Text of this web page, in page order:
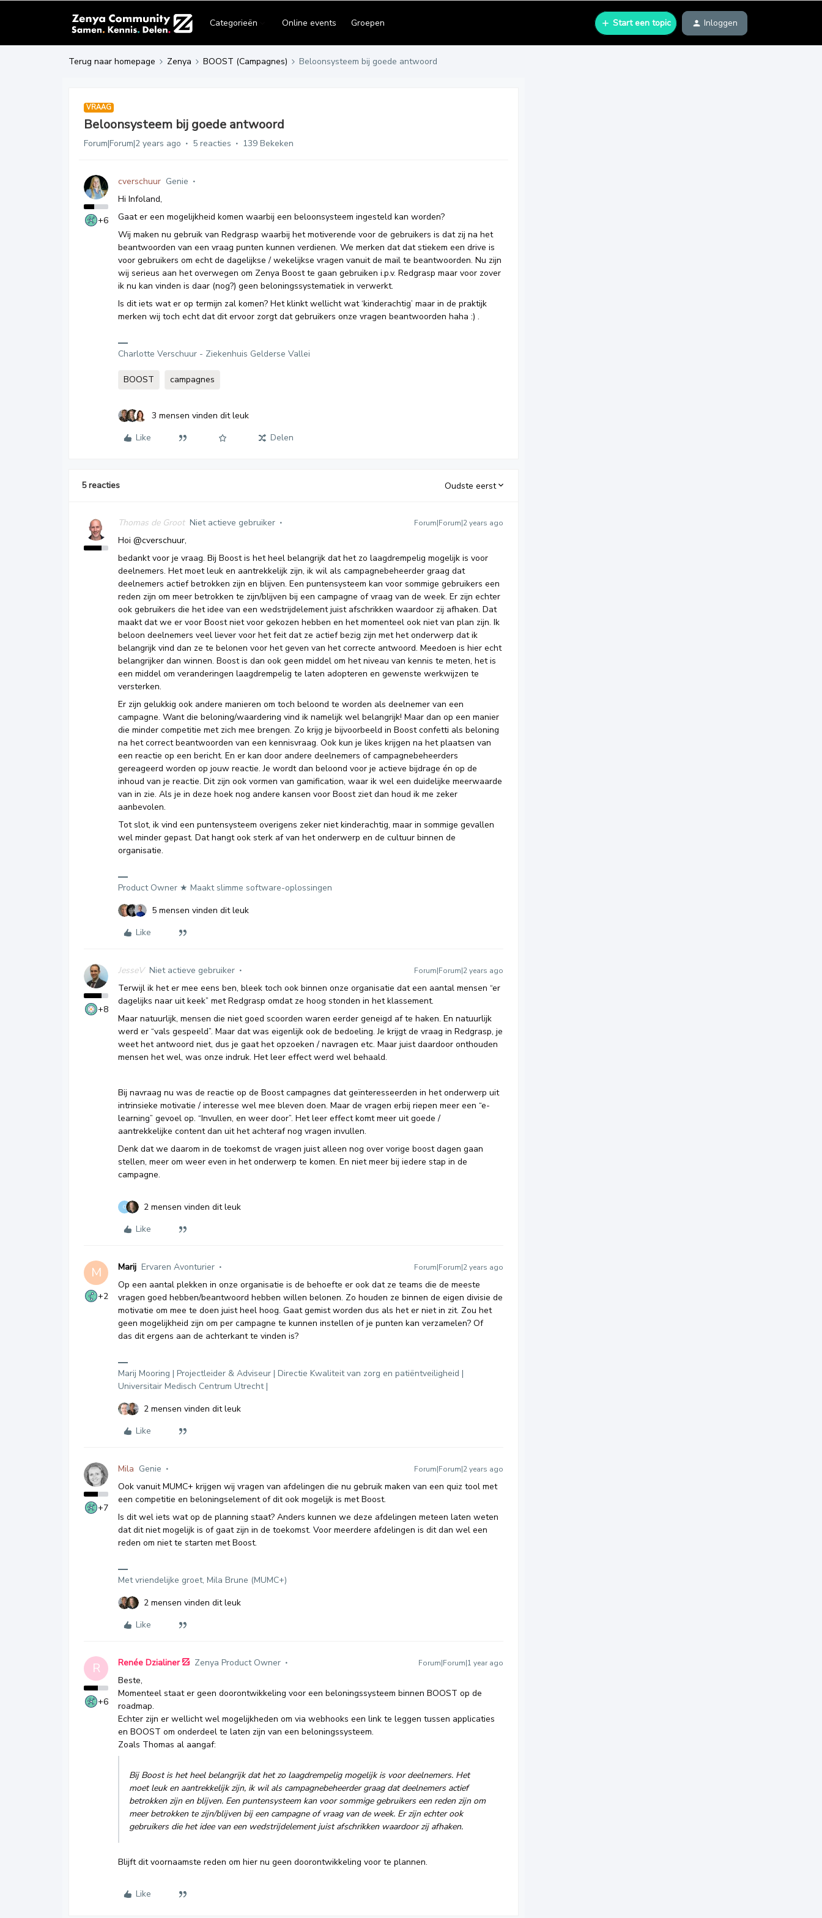
Categorieën Online events Groepen Start een topic Inloggen
Terug naar homepage Zenya BOOST (Campagnes) Beloonsysteem bij goede antwoord
VRAAG
Beloonsysteem bij goede antwoord
Forum|Forum|2 years ago 5 reacties 139 Bekeken
+6
cverschuur Genie
Hi Infoland,
Gaat er een mogelijkheid komen waarbij een beloonsysteem ingesteld kan worden?
Wij maken nu gebruik van Redgrasp waarbij het motiverende voor de gebruikers is dat zij na het
beantwoorden van een vraag punten kunnen verdienen. We merken dat dat stiekem een drive is
voor gebruikers om echt de dagelijkse / wekelijkse vragen vanuit de mail te beantwoorden. Nu zijn
wij serieus aan het overwegen om Zenya Boost te gaan gebruiken i.p.v. Redgrasp maar voor zover
ik nu kan vinden is daar (nog?) geen beloningssystematiek in verwerkt.
Is dit iets wat er op termijn zal komen? Het klinkt wellicht wat ‘kinderachtig’ maar in de praktijk
merken wij toch echt dat dit ervoor zorgt dat gebruikers onze vragen beantwoorden haha :) .
Charlotte Verschuur - Ziekenhuis Gelderse Vallei
BOOST campagnes
3 mensen vinden dit leuk
Like
Delen
5 reacties Oudste eerst
Thomas de Groot Niet actieve gebruiker Forum|Forum|2 years ago
Hoi @cverschuur,
bedankt voor je vraag. Bij Boost is het heel belangrijk dat het zo laagdrempelig mogelijk is voor
deelnemers. Het moet leuk en aantrekkelijk zijn, ik wil als campagnebeheerder graag dat
deelnemers actief betrokken zijn en blijven. Een puntensysteem kan voor sommige gebruikers een
reden zijn om meer betrokken te zijn/blijven bij een campagne of vraag van de week. Er zijn echter
ook gebruikers die het idee van een wedstrijdelement juist afschrikken waardoor zij afhaken. Dat
maakt dat we er voor Boost niet voor gekozen hebben en het momenteel ook niet van plan zijn. Ik
beloon deelnemers veel liever voor het feit dat ze actief bezig zijn met het onderwerp dat ik
belangrijk vind dan ze te belonen voor het geven van het correcte antwoord. Meedoen is hier echt
belangrijker dan winnen. Boost is dan ook geen middel om het niveau van kennis te meten, het is
een middel om veranderingen laagdrempelig te laten adopteren en gewenste werkwijzen te
versterken.
Er zijn gelukkig ook andere manieren om toch beloond te worden als deelnemer van een
campagne. Want die beloning/waardering vind ik namelijk wel belangrijk! Maar dan op een manier
die minder competitie met zich mee brengen. Zo krijg je bijvoorbeeld in Boost confetti als beloning
na het correct beantwoorden van een kennisvraag. Ook kun je likes krijgen na het plaatsen van
een reactie op een bericht. En er kan door andere deelnemers of campagnebeheerders
gereageerd worden op jouw reactie. Je wordt dan beloond voor je actieve bijdrage én op de
inhoud van je reactie. Dit zijn ook vormen van gamification, waar ik wel een duidelijke meerwaarde
van in zie. Als je in deze hoek nog andere kansen voor Boost ziet dan houd ik me zeker
aanbevolen.
Tot slot, ik vind een puntensysteem overigens zeker niet kinderachtig, maar in sommige gevallen
wel minder gepast. Dat hangt ook sterk af van het onderwerp en de cultuur binnen de
organisatie.
Product Owner ★ Maakt slimme software-oplossingen
5 mensen vinden dit leuk
Like
+8
JesseV Niet actieve gebruiker Forum|Forum|2 years ago
Terwijl ik het er mee eens ben, bleek toch ook binnen onze organisatie dat een aantal mensen “er
dagelijks naar uit keek” met Redgrasp omdat ze hoog stonden in het klassement.
Maar natuurlijk, mensen die niet goed scoorden waren eerder geneigd af te haken. En natuurlijk
werd er “vals gespeeld”. Maar dat was eigenlijk ook de bedoeling. Je krijgt de vraag in Redgrasp, je
weet het antwoord niet, dus je gaat het opzoeken / navragen etc. Maar juist daardoor onthouden
mensen het wel, was onze indruk. Het leer effect werd wel behaald.
Bij navraag nu was de reactie op de Boost campagnes dat geïnteresseerden in het onderwerp uit
intrinsieke motivatie / interesse wel mee bleven doen. Maar de vragen erbij riepen meer een “e-
learning” gevoel op. “Invullen, en weer door”. Het leer effect komt meer uit goede /
aantrekkelijke content dan uit het achteraf nog vragen invullen.
Denk dat we daarom in de toekomst de vragen juist alleen nog over vorige boost dagen gaan
stellen, meer om weer even in het onderwerp te komen. En niet meer bij iedere stap in de
campagne.
O
2 mensen vinden dit leuk
Like
M
+2
Marij Ervaren Avonturier Forum|Forum|2 years ago
Op een aantal plekken in onze organisatie is de behoefte er ook dat ze teams die de meeste
vragen goed hebben/beantwoord hebben willen belonen. Zo houden ze binnen de eigen divisie de
motivatie om mee te doen juist heel hoog. Gaat gemist worden dus als het er niet in zit. Zou het
geen mogelijkheid zijn om per campagne te kunnen instellen of je punten kan verzamelen? Of
das dit ergens aan de achterkant te vinden is?
Marij Mooring | Projectleider & Adviseur | Directie Kwaliteit van zorg en patiëntveiligheid |
Universitair Medisch Centrum Utrecht |
2 mensen vinden dit leuk
Like
+7
Mila Genie Forum|Forum|2 years ago
Ook vanuit MUMC+ krijgen wij vragen van afdelingen die nu gebruik maken van een quiz tool met
een competitie en beloningselement of dit ook mogelijk is met Boost.
Is dit wel iets wat op de planning staat? Anders kunnen we deze afdelingen meteen laten weten
dat dit niet mogelijk is of gaat zijn in de toekomst. Voor meerdere afdelingen is dit dan wel een
reden om niet te starten met Boost.
Met vriendelijke groet, Mila Brune (MUMC+)
2 mensen vinden dit leuk
Like
R
+6
Renée Dzialiner Zenya Product Owner Forum|Forum|1 year ago
Beste,
Momenteel staat er geen doorontwikkeling voor een beloningssysteem binnen BOOST op de
roadmap.
Echter zijn er wellicht wel mogelijkheden om via webhooks een link te leggen tussen applicaties
en BOOST om onderdeel te laten zijn van een beloningssysteem.
Zoals Thomas al aangaf:
Bij Boost is het heel belangrijk dat het zo laagdrempelig mogelijk is voor deelnemers. Het
moet leuk en aantrekkelijk zijn, ik wil als campagnebeheerder graag dat deelnemers actief
betrokken zijn en blijven. Een puntensysteem kan voor sommige gebruikers een reden zijn om
meer betrokken te zijn/blijven bij een campagne of vraag van de week. Er zijn echter ook
gebruikers die het idee van een wedstrijdelement juist afschrikken waardoor zij afhaken.
Blijft dit voornaamste reden om hier nu geen doorontwikkeling voor te plannen.
Like